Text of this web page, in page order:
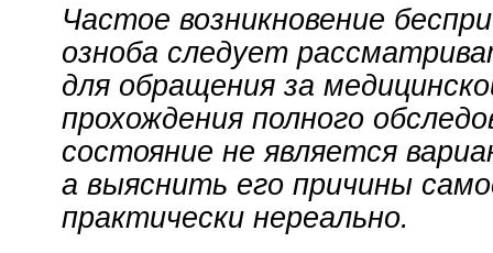
Частое возникновение
озноба следует
для обращения за
прохождения полного
состояние не является
а выяснить его причины
практически нереально.